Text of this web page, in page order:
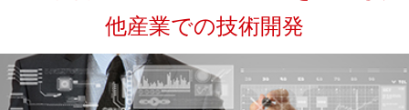
他産業での技術開発